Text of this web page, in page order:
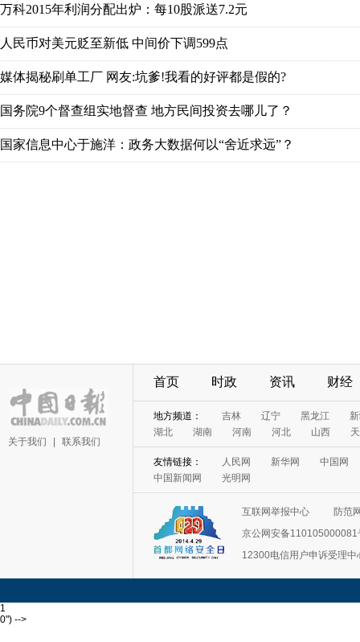
万科2015年利润分配出炉：每10股派送7.2元
人民币对美元贬至新低 中间价下调599点
媒体揭秘刷单工厂 网友:坑爹!我看的好评都是假的?
国务院9个督查组实地督查 地方民间投资去哪儿了？
国家信息中心于施洋：政务大数据何以“舍近求远”？
关于我们 联系我们
首页 时政 资讯 财经
地方频道： 吉林 辽宁 黑龙江
湖北
湖南 河南 河北 山西
友情链接： 人民网 新华网
中国网
中国新闻网
光明网
互联网举报中心
防范
京公网安备110105000081
12300电信用户申诉受理中
1
0") -->